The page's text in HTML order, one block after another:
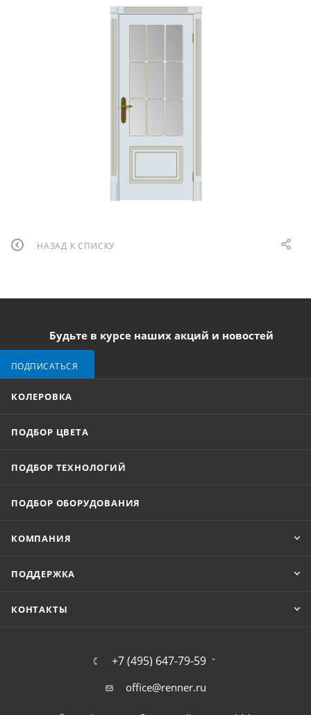
НАЗАД К СПИСКУ
Будьте в курсе наших акций и новостей
ПОДПИСАТЬСЯ
КОЛЕРОВКА
ПОДБОР ЦВЕТА
ПОДБОР ТЕХНОЛОГИЙ
ПОДБОР ОБОРУДОВАНИЯ
КОМПАНИЯ
ПОДДЕРЖКА
КОНТАКТЫ
+7 (495) 647-79-59
office@renner.ru